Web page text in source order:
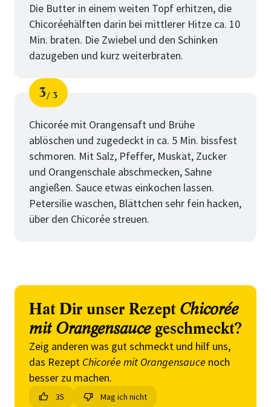
Die Butter in einem weiten Topf erhitzen, die
Chicoréehälften darin bei mittlerer Hitze ca. 10
Min. braten. Die Zwiebel und den Schinken
dazugeben und kurz weiterbraten.
Schritt
3
von
3
Chicorée mit Orangensaft und Brühe
ablöschen und zugedeckt in ca. 5 Min. bissfest
schmoren. Mit Salz, Pfeffer, Muskat, Zucker
und Orangenschale abschmecken, Sahne
angießen. Sauce etwas einkochen lassen.
Petersilie waschen, Blättchen sehr fein hacken,
über den Chicorée streuen.
Hat Dir unser Rezept Chicorée
mit Orangensaucegeschmeckt?
Zeig anderen was gut schmeckt und hilf uns,
das Rezept Chicorée mit Orangensauce noch
besser zu machen.
35 Mag ich nicht